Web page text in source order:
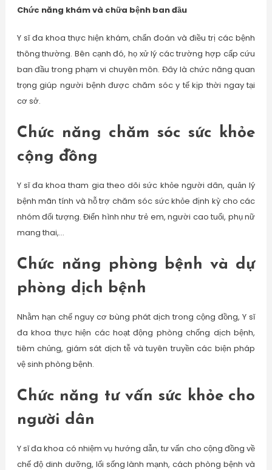
Chức năng khám và chữa bệnh ban đầu
Y sĩ đa khoa thực hiện khám, chẩn đoán và điều trị các bệnh
thông thường. Bên cạnh đó, họ xử lý các trường hợp cấp cứu
ban đầu trong phạm vi chuyên môn. Đây là chức năng quan
trọng giúp người bệnh được chăm sóc y tế kịp thời ngay tại
cơ sở.
Chức năng chăm sóc sức khỏe
cộng đồng
Y sĩ đa khoa tham gia theo dõi sức khỏe người dân, quản lý
bệnh mãn tính và hỗ trợ chăm sóc sức khỏe định kỳ cho các
nhóm đối tượng. Điển hình như trẻ em, người cao tuổi, phụ nữ
mang thai,…
Chức năng phòng bệnh và dự
phòng dịch bệnh
Nhằm hạn chế nguy cơ bùng phát dịch trong cộng đồng, Y sĩ
đa khoa thực hiện các hoạt động phòng chống dịch bệnh,
tiêm chủng, giám sát dịch tễ và tuyên truyền các biện pháp
vệ sinh phòng bệnh.
Chức năng tư vấn sức khỏe cho
người dân
Y sĩ đa khoa có nhiệm vụ hướng dẫn, tư vấn cho cộng đồng về
chế độ dinh dưỡng, lối sống lành mạnh, cách phòng bệnh và